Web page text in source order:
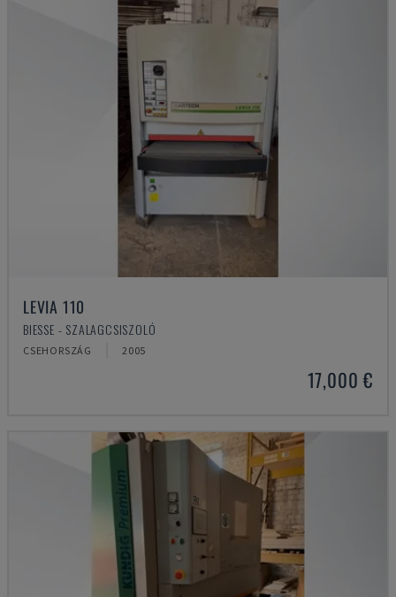
LEVIA 110
BIESSE - SZALAGCSISZOLÓ
CSEHORSZÁG 2005
17,000 €